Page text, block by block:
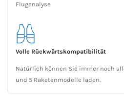
Fluganalyse
Volle Rückwärtskompatibilität
Natürlich können Sie immer noch
und 5 Raketenmodelle laden.